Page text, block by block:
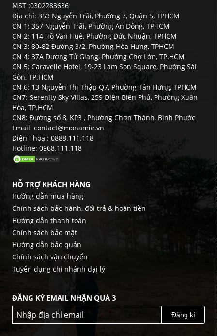
MST :0302283636
Địa chỉ: 353 Nguyễn Trãi, Phường 7, Quận 5, TPHCM
CN 1: 357 Nguyễn Trãi, Phường An Đông, TPHCM
CN 2: 114 Hồ Văn Huê, Phường Đức Nhuận, TPHCM
CN 3: 80-82 Đường 3/2, Phường Hòa Hưng, TPHCM
CN 4: 37A Dương Tử Giang, Phường Chợ Lớn, TP.HCM
CN 5: Caravelle Hotel, 19-23 Lam Son Square, Phường Sài
Gòn, TP.HCM
CN 6: 13 Nguyễn Thị Thập Q7, Phường Tân Hưng, TPHCM
CN7: Serenity Sky Villas, 259 Điện Biên Phủ, Phường Xuân
Hòa, TP.HCM
CN8: Đường số 8, KP3 , Phường Chơn Thành, Bình Phước
Email: contact@monamie.vn
Điện Thoại: 0888.111.118
Hotline: 0968.111.118
HỖ TRỢ KHÁCH HÀNG
Hướng dẫn mua hàng
Chính sách bảo hành, đổi trả & hoàn tiền
Hướng dẫn thanh toán
Chính sách bảo mật
Hướng dẫn bảo quản
Chính sách vận chuyển
Tuyển dụng chi nhánh đại lý
ĐĂNG KÝ EMAIL NHẬN QUÀ 3
Đăng kí